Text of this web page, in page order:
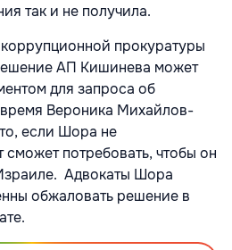
так и не получила.
прокуратуры
АП Кишинева может
для запроса об
Вероника Михайлов-
если Шора не
потребовать, чтобы он
Адвокаты Шора
обжаловать решение в